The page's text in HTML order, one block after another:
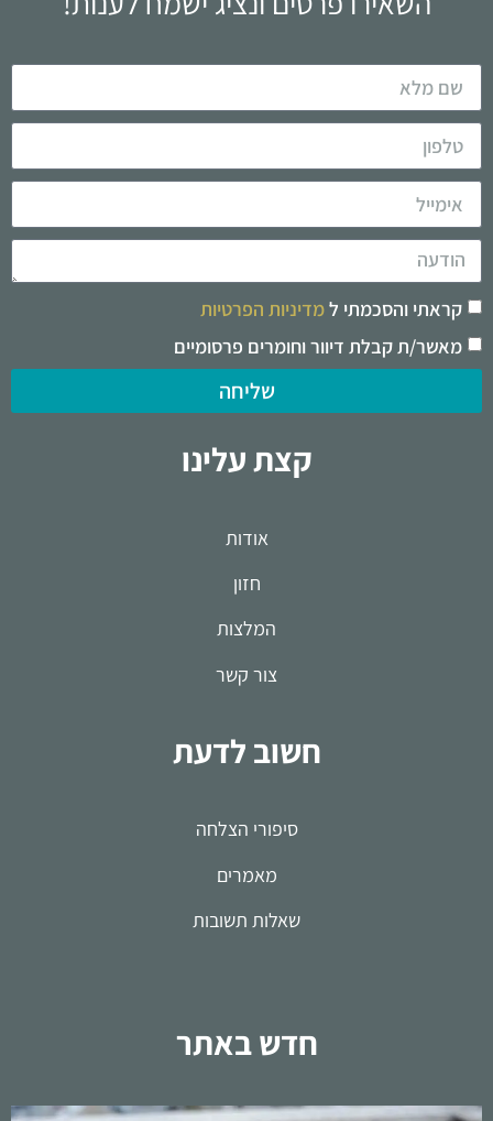
קראתי והסכמתי למדיניות הפרטיות
מאשר/ת קבלת דיוור וחומרים פרסומיים
שליחה
קצת עלינו
אודות
חזון
המלצות
צור קשר
חשוב לדעת
סיפורי הצלחה
מאמרים
שאלות תשובות
חדש באתר